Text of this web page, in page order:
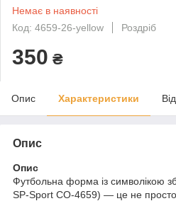
Немає в наявності
Код: 4659-26-yellow
Роздріб
350 ₴
Опис Характеристики
Опис
Опис
Футбольна форма із символікою
SP-Sport CO-4659) — це не просто